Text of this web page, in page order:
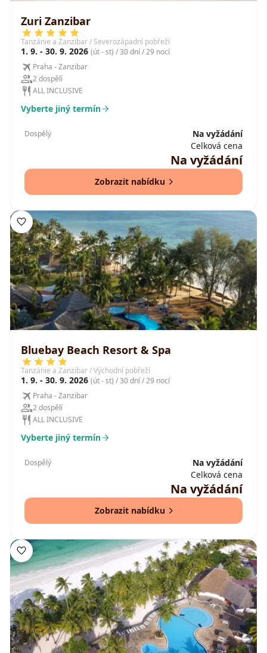
Zuri Zanzibar
Tanzánie a Zanzibar / Severozápadní pobřeží
1. 9. - 30. 9. 2026 (út - st) / 30 dní / 29 nocí
Praha - Zanzibar
2 dospělí
ALL INCLUSIVE
Vyberte jiný termín
Dospělý
Na vyžádání
Celková cena
Na vyžádání
Zobrazit nabídku
Bluebay Beach Resort & Spa
Tanzánie a Zanzibar / Východní pobřeží
1. 9. - 30. 9. 2026 (út - st) / 30 dní / 29 nocí
Praha - Zanzibar
2 dospělí
ALL INCLUSIVE
Vyberte jiný termín
Dospělý
Na vyžádání
Celková cena
Na vyžádání
Zobrazit nabídku